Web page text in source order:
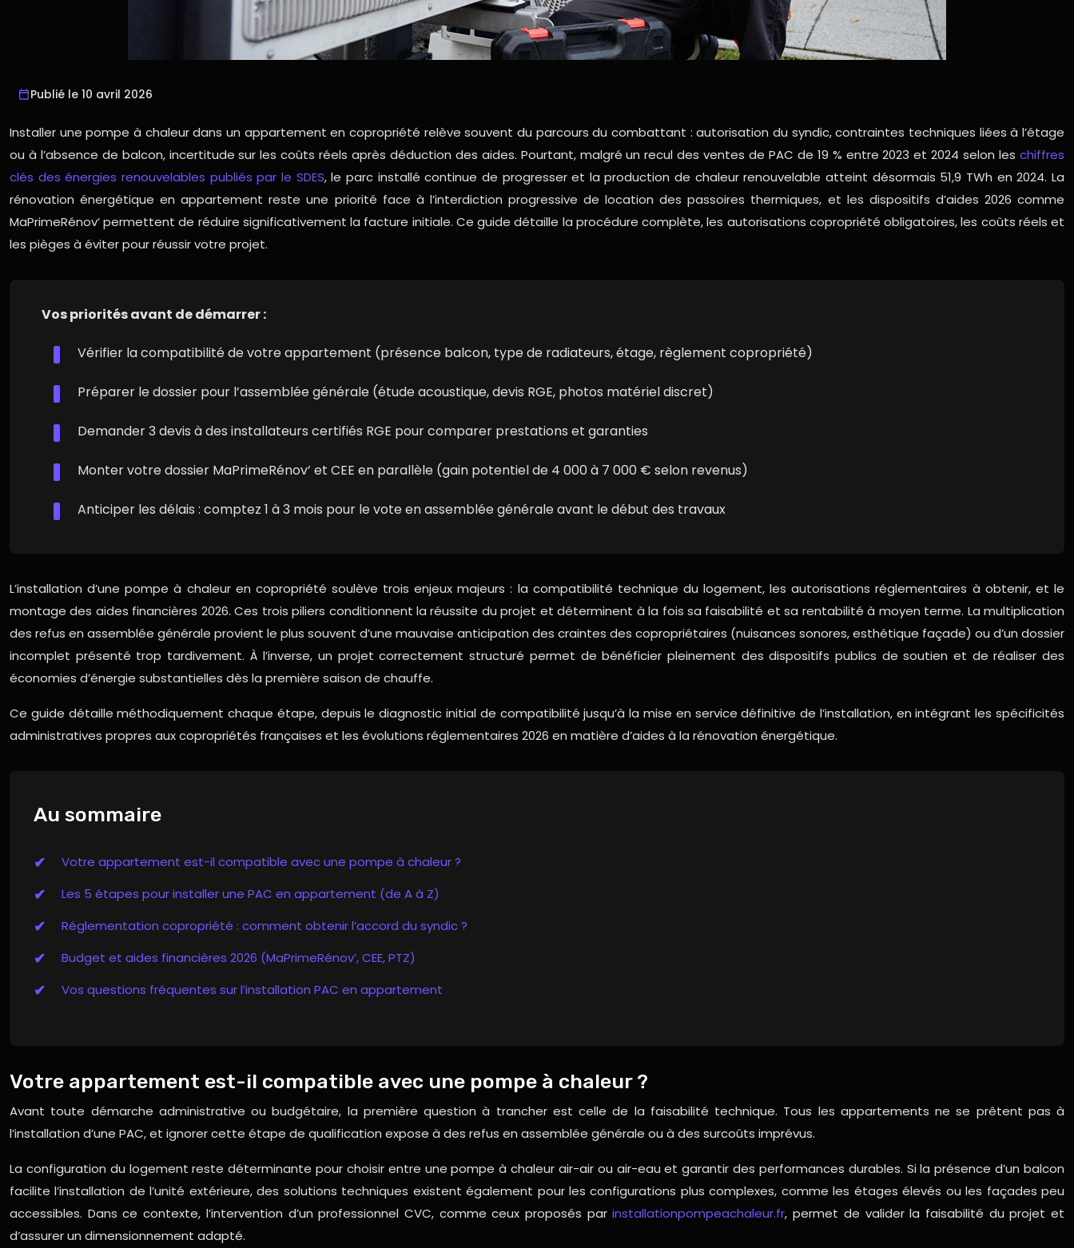
Publié le 10 avril 2026
Installer une pompe à chaleur dans un appartement en copropriété relève souvent du parcours du combattant : autorisation du syndic, contraintes techniques liées à l’étage
ou à l’absence de balcon, incertitude sur les coûts réels après déduction des aides. Pourtant, malgré un recul des ventes de PAC de 19 % entre 2023 et 2024 selon les chiffres
clés des énergies renouvelables publiés par le SDES, le parc installé continue de progresser et la production de chaleur renouvelable atteint désormais 51,9 TWh en 2024. La
rénovation énergétique en appartement reste une priorité face à l’interdiction progressive de location des passoires thermiques, et les dispositifs d’aides 2026 comme
MaPrimeRénov’ permettent de réduire significativement la facture initiale. Ce guide détaille la procédure complète, les autorisations copropriété obligatoires, les coûts réels et
les pièges à éviter pour réussir votre projet.
Vos priorités avant de démarrer :
Vérifier la compatibilité de votre appartement (présence balcon, type de radiateurs, étage, règlement copropriété)
Préparer le dossier pour l’assemblée générale (étude acoustique, devis RGE, photos matériel discret)
Demander 3 devis à des installateurs certifiés RGE pour comparer prestations et garanties
Monter votre dossier MaPrimeRénov’ et CEE en parallèle (gain potentiel de 4 000 à 7 000 € selon revenus)
Anticiper les délais : comptez 1 à 3 mois pour le vote en assemblée générale avant le début des travaux
L’installation d’une pompe à chaleur en copropriété soulève trois enjeux majeurs : la compatibilité technique du logement, les autorisations réglementaires à obtenir, et le
montage des aides financières 2026. Ces trois piliers conditionnent la réussite du projet et déterminent à la fois sa faisabilité et sa rentabilité à moyen terme. La multiplication
des refus en assemblée générale provient le plus souvent d’une mauvaise anticipation des craintes des copropriétaires (nuisances sonores, esthétique façade) ou d’un dossier
incomplet présenté trop tardivement. À l’inverse, un projet correctement structuré permet de bénéficier pleinement des dispositifs publics de soutien et de réaliser des
économies d’énergie substantielles dès la première saison de chauffe.
Ce guide détaille méthodiquement chaque étape, depuis le diagnostic initial de compatibilité jusqu’à la mise en service définitive de l’installation, en intégrant les spécificités
administratives propres aux copropriétés françaises et les évolutions réglementaires 2026 en matière d’aides à la rénovation énergétique.
Au sommaire
Votre appartement est-il compatible avec une pompe à chaleur ?
Les 5 étapes pour installer une PAC en appartement (de A à Z)
Réglementation copropriété : comment obtenir l’accord du syndic ?
Budget et aides financières 2026 (MaPrimeRénov’, CEE, PTZ)
Vos questions fréquentes sur l’installation PAC en appartement
Votre appartement est-il compatible avec une pompe à chaleur ?
Avant toute démarche administrative ou budgétaire, la première question à trancher est celle de la faisabilité technique. Tous les appartements ne se prêtent pas à
l’installation d’une PAC, et ignorer cette étape de qualification expose à des refus en assemblée générale ou à des surcoûts imprévus.
La configuration du logement reste déterminante pour choisir entre une pompe à chaleur air-air ou air-eau et garantir des performances durables. Si la présence d’un balcon
facilite l’installation de l’unité extérieure, des solutions techniques existent également pour les configurations plus complexes, comme les étages élevés ou les façades peu
accessibles. Dans ce contexte, l’intervention d’un professionnel CVC, comme ceux proposés parinstallationpompeachaleur.fr, permet de valider la faisabilité du projet et
d’assurer un dimensionnement adapté.